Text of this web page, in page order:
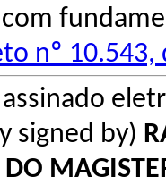
nº
signed by)
DO